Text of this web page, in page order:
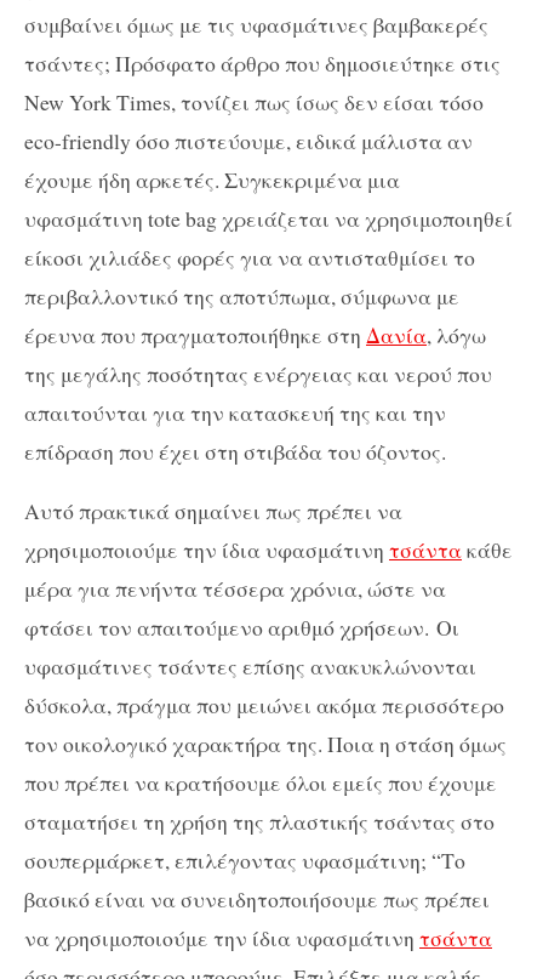
συμβαίνει όμως με τις υφασμάτινες βαμβακερές
τσάντες; Πρόσφατο άρθρο που δημοσιεύτηκε στις
New York Times, τονίζει πως ίσως δεν είσαι τόσο
eco-friendly όσο πιστεύουμε, ειδικά μάλιστα αν
έχουμε ήδη αρκετές. Συγκεκριμένα μια
υφασμάτινη tote bag χρειάζεται να χρησιμοποιηθεί
είκοσι χιλιάδες φορές για να αντισταθμίσει το
περιβαλλοντικό της αποτύπωμα, σύμφωνα με
έρευνα που πραγματοποιήθηκε στη Δανία, λόγω
της μεγάλης ποσότητας ενέργειας και νερού που
απαιτούνται για την κατασκευή της και την
επίδραση που έχει στη στιβάδα του όζοντος.
Αυτό πρακτικά σημαίνει πως πρέπει να
χρησιμοποιούμε την ίδια υφασμάτινη τσάντακάθε
μέρα για πενήντα τέσσερα χρόνια, ώστε να
φτάσει τον απαιτούμενο αριθμό χρήσεων. Οι
υφασμάτινες τσάντες επίσης ανακυκλώνονται
δύσκολα, πράγμα που μειώνει ακόμα περισσότερο
τον οικολογικό χαρακτήρα της. Ποια η στάση όμως
που πρέπει να κρατήσουμε όλοι εμείς που έχουμε
σταματήσει τη χρήση της πλαστικής τσάντας στο
σουπερμάρκετ, επιλέγοντας υφασμάτινη; “Το
βασικό είναι να συνειδητοποιήσουμε πως πρέπει
να χρησιμοποιούμε την ίδια υφασμάτινη τσάντα